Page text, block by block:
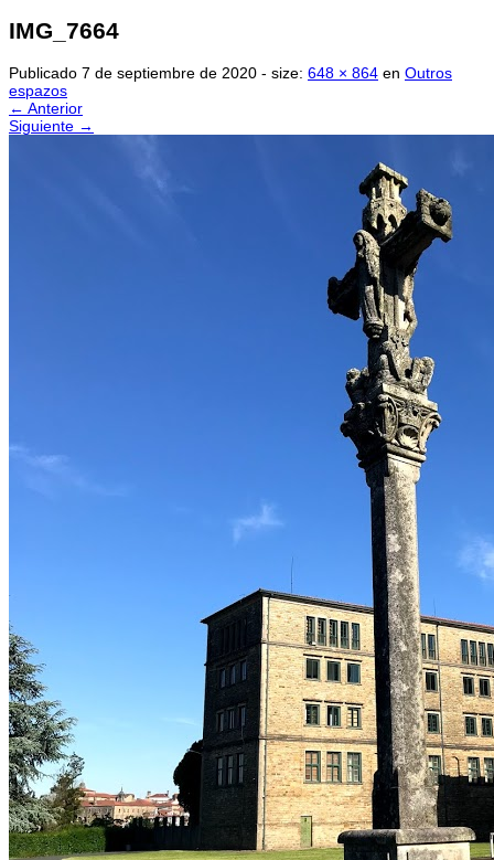
IMG_7664
Publicado 7 de septiembre de 2020 - size: 648 × 864 en Outros
espazos
← Anterior
Siguiente →